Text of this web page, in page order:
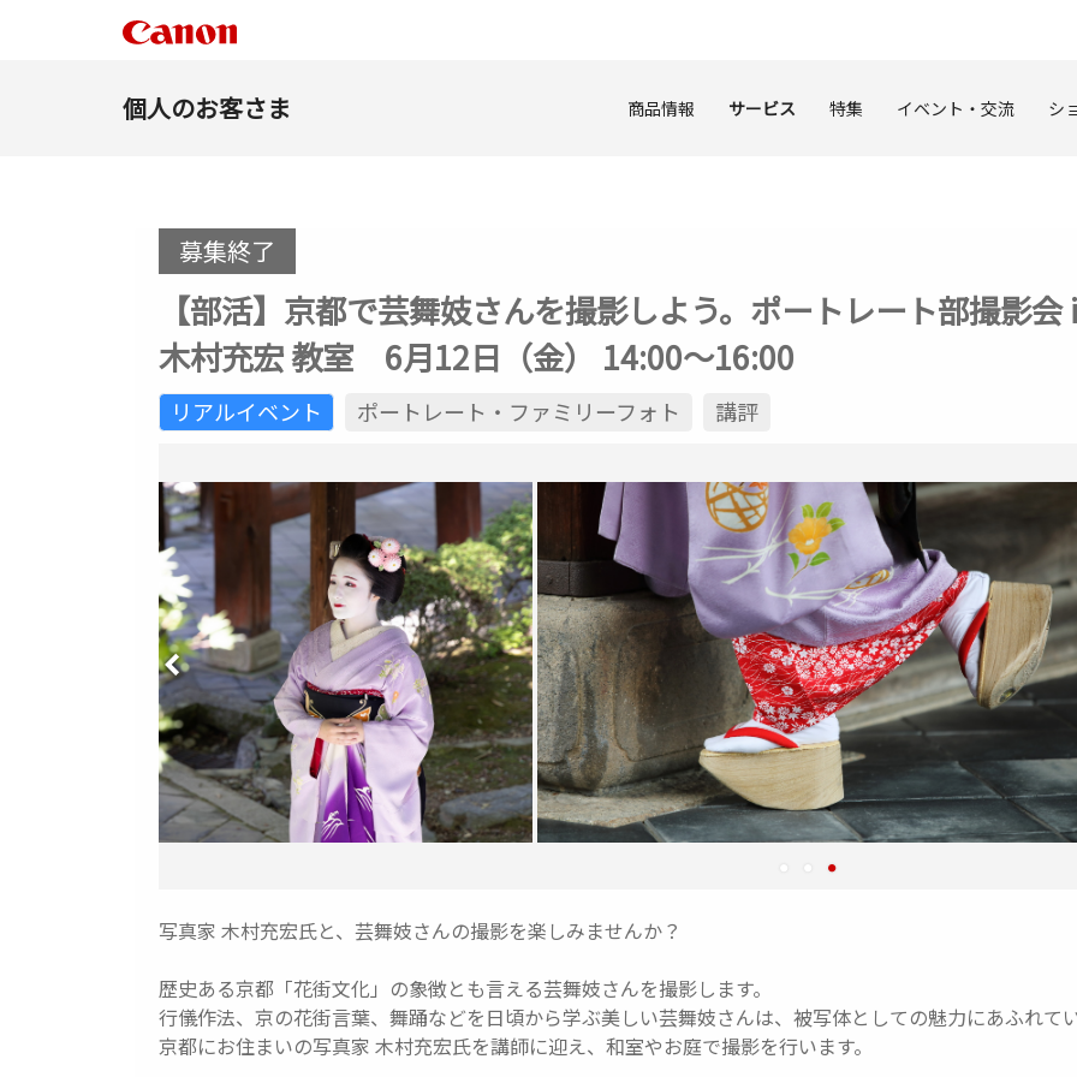
個人のお客さま 商品情報 サービス 特集 イベント・交流 シ
募集終了
【部活】京都で芸舞妓さんを撮影しよう。ポートレート部撮
木村充宏 教室 6月12日（金） 14:00～16:00
リアルイベント ポートレート・ファミリーフォト 講評
写真家 木村充宏氏と、芸舞妓さんの撮影を楽しみませんか？
歴史ある京都「花街文化」の象徴とも言える芸舞妓さんを撮影します。
行儀作法、京の花街言葉、舞踊などを日頃から学ぶ美しい芸舞妓さんは、被写体としての魅力にあふれて
京都にお住まいの写真家 木村充宏氏を講師に迎え、和室やお庭で撮影を行います。